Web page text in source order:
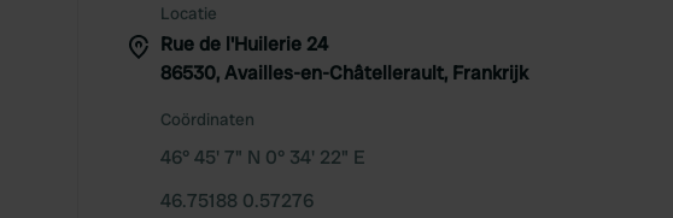
Locatie
Rue de l'Huilerie 24
86530, Availles-en-Châtellerault, Frankrijk
Coördinaten
46° 45' 7" N 0° 34' 22" E
46.75188 0.57276